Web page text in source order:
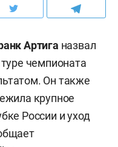
Артига назвал
чемпионата
Он также
крупное
России и уход